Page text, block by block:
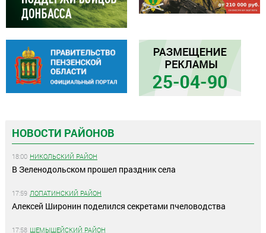
НОВОСТИ РАЙОНОВ
18:00 НИКОЛЬСКИЙ РАЙОН
В Зеленодольском прошел праздник села
17:59 ЛОПАТИНСКИЙ РАЙОН
Алексей Широнин поделился секретами пчеловодства
17:58 ШЕМЫШЕЙСКИЙ РАЙОН